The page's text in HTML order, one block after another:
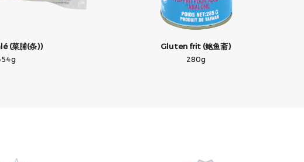
(菜脯(条)) Gluten frit (鲍鱼斋)
280g